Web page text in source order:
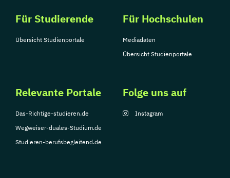
Für Studierende
Übersicht Studienportale
Für Hochschulen
Mediadaten
Übersicht Studienportale
Relevante Portale
Das-Richtige-studieren.de
Wegweiser-duales-Studium.de
Studieren-berufsbegleitend.de
Folge uns auf
Instagram